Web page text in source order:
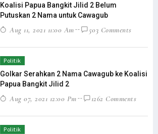
Koalisi Papua Bangkit Jilid 2 Belum
Putuskan 2 Nama untuk Cawagub
Aug 11, 2021 11:00 Am 503 Comments
Politik
Golkar Serahkan 2 Nama Cawagub ke Koalisi
Papua Bangkit Jilid 2
Aug 07, 2021 12:00 Pm 1262 Comments
Politik